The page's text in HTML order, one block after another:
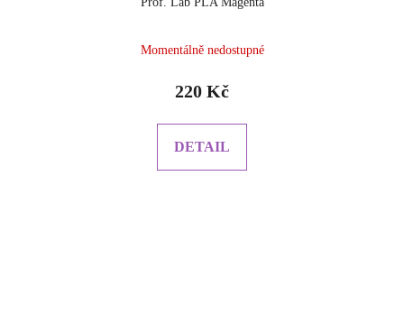
Momentálně nedostupné
220 Kč
DETAIL